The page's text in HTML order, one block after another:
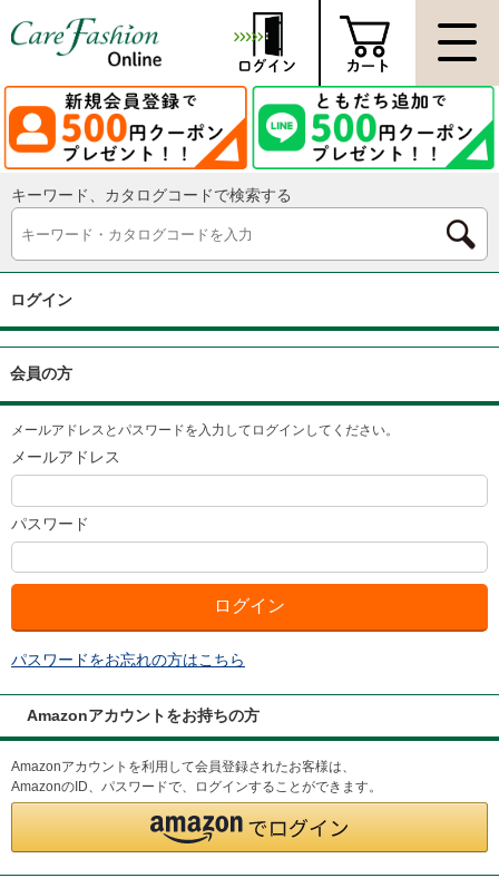
キーワード、カタログコードで検索する
ログイン
会員の方
メールアドレスとパスワードを入力してログインしてください。
メールアドレス
パスワード
パスワードをお忘れの方はこちら
Amazonアカウントをお持ちの方
Amazonアカウントを利用して会員登録されたお客様は、
AmazonのID、パスワードで、ログインすることができます。